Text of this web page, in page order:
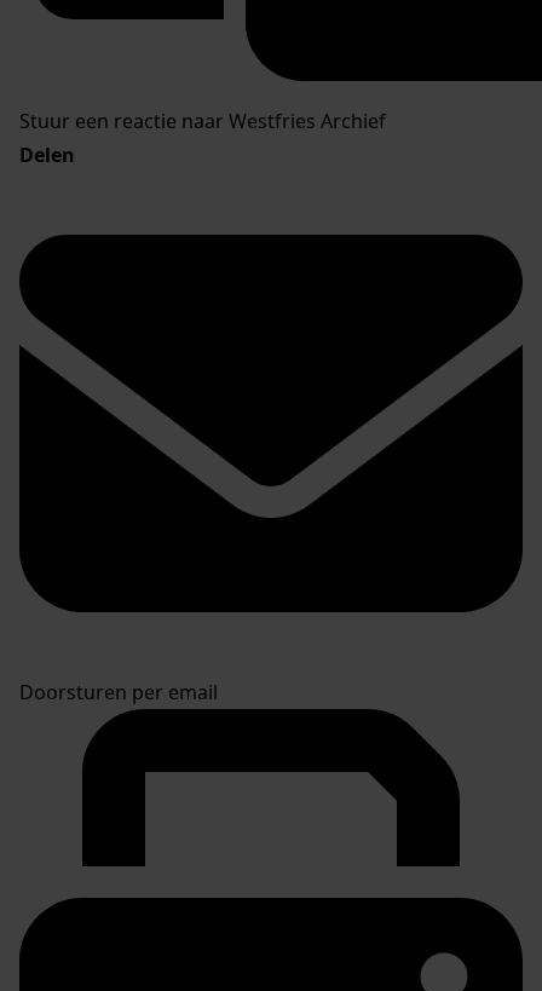
Stuur een reactie naar Westfries Archief
Delen
Doorsturen per email